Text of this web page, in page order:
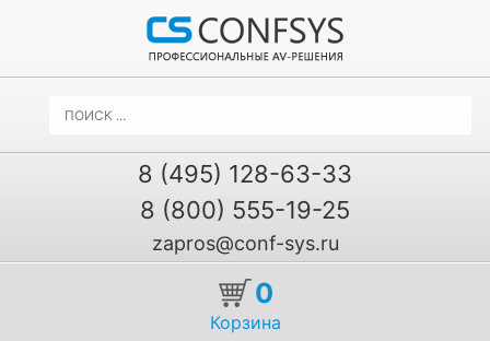
8 (495) 128-63-33
8 (800) 555-19-25
zapros@conf-sys.ru
0
Корзина